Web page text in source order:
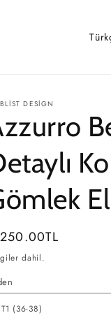
D
DESIGN
dahil.